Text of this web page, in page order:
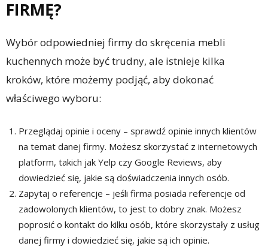
FIRMĘ?
Wybór odpowiedniej firmy do skręcenia mebli
kuchennych może być trudny, ale istnieje kilka
kroków, które możemy podjąć, aby dokonać
właściwego wyboru:
Przeglądaj opinie i oceny – sprawdź opinie innych klientów
na temat danej firmy. Możesz skorzystać z internetowych
platform, takich jak Yelp czy Google Reviews, aby
dowiedzieć się, jakie są doświadczenia innych osób.
Zapytaj o referencje – jeśli firma posiada referencje od
zadowolonych klientów, to jest to dobry znak. Możesz
poprosić o kontakt do kilku osób, które skorzystały z usług
danej firmy i dowiedzieć się, jakie są ich opinie.